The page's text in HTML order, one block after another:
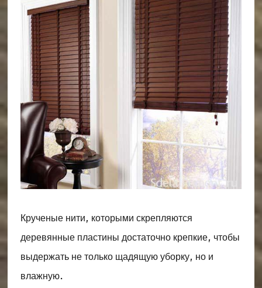
Крученые нити, которыми скрепляются
деревянные пластины достаточно крепкие, чтобы
выдержать не только щадящую уборку, но и
влажную.